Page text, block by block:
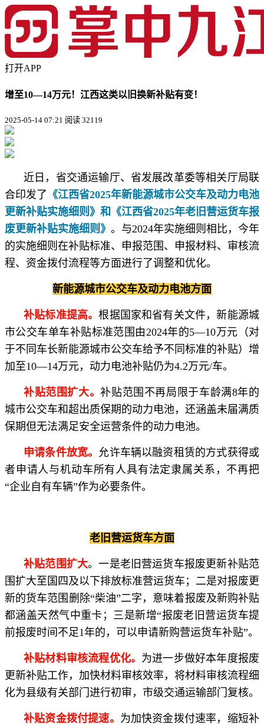
打开APP
增至10—14万元！江西这类以旧换新补贴有变！
2025-05-14 07:21 阅读 32119
近日，省交通运输厅、省发展改革委等相关厅局联
合印发了 《江西省2025年新能源城市公交车及动力电池
更新补贴实施细则》和《江西省2025年老旧营运货车报
废更新补贴实施细则》 。与2024年实施细则相比，今年
的实施细则在补贴标准、申报范围、申报材料、审核流
程、资金拨付流程等方面进行了调整和优化。
新能源城市公交车及动力电池方面
补贴标准提高。根据国家和省有关文件，新能源城
市公交车单车补贴标准范围由2024年的5—10万元（对
于不同车长新能源城市公交车给予不同标准的补贴）增
加至10—14万元，动力电池补贴仍为4.2万元/车。
补贴范围扩大。补贴范围不再局限于车龄满8年的
城市公交车和超出质保期的动力电池，还涵盖未届满质
保期但无法满足安全运营条件的动力电池。
申请条件放宽。 允许车辆以融资租赁的方式获得或
者申请人与机动车所有人具有法定隶属关系，不再把
“企业自有车辆”作为必要条件。
老旧营运货车方面
补贴范围扩大。一是老旧营运货车报废更新补贴范
围扩大至国四及以下排放标准营运货车；二是对报废更
新的货车范围删除“柴油”二字，意味着报废及新购补贴
都涵盖天然气中重卡；三是新增“报废老旧营运货车提
前报废时间不足1年的，可以申请新购营运货车补贴”。
补贴材料审核流程优化。 为进一步做好本年度报废
更新补贴工作，加快材料审核效率，将材料审核流程细
化为县级有关部门进行初审，市级交通运输部门复核。
补贴资金拨付提速。 为加快资金拨付速率，缩短补